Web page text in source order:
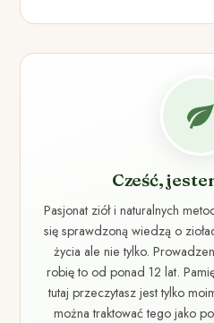
Cześć,
Pasjonat ziół i naturalnych
się sprawdzoną wiedzą o
życia ale nie tylko.
robię to od ponad 12 lat.
tutaj przeczytasz jest tylko
można traktować tego jako